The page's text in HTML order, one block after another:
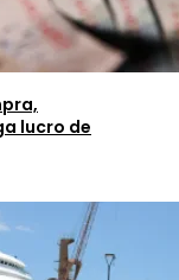
lucro de